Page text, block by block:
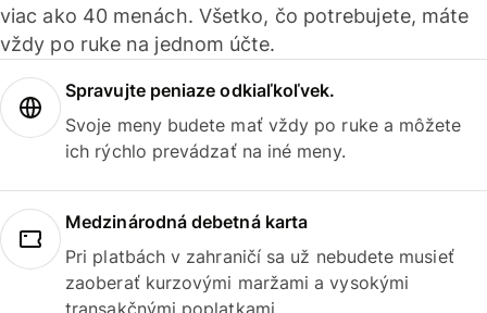
viac ako 40 menách. Všetko, čo potrebujete, máte
vždy po ruke na jednom účte.
Spravujte peniaze odkiaľkoľvek.
Svoje meny budete mať vždy po ruke a môžete
ich rýchlo prevádzať na iné meny.
Medzinárodná debetná karta
Pri platbách v zahraničí sa už nebudete musieť
zaoberať kurzovými maržami a vysokými